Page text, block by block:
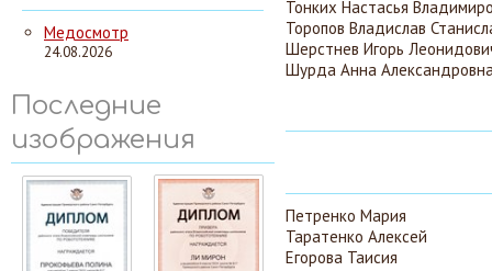
Медосмотр
24.08.2026
Последние
изображения
Тонких Настасья
Торопов Владислав
Шерстнев Игорь
Шурда Анна
Петренко Мария
Таратенко Алексей
Егорова Таисия